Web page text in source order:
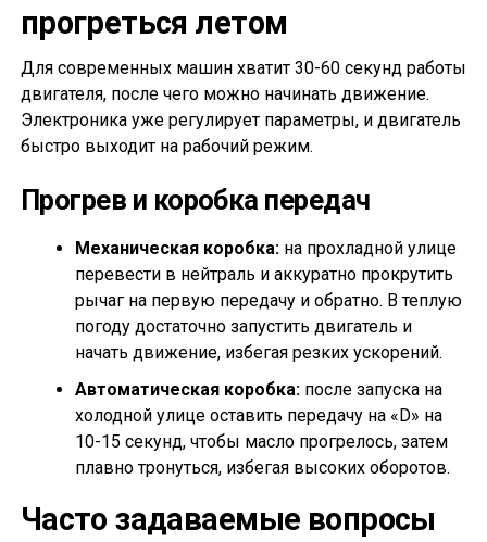
прогреться летом
Для современных машин хватит 30-60 секунд работы
двигателя, после чего можно начинать движение.
Электроника уже регулирует параметры, и двигатель
быстро выходит на рабочий режим.
Прогрев и коробка передач
Механическая коробка:на прохладной улице
перевести в нейтраль и аккуратно прокрутить
рычаг на первую передачу и обратно. В теплую
погоду достаточно запустить двигатель и
начать движение, избегая резких ускорений.
Автоматическая коробка:после запуска на
холодной улице оставить передачу на «D» на
10-15 секунд, чтобы масло прогрелось, затем
плавно тронуться, избегая высоких оборотов.
Часто задаваемые вопросы